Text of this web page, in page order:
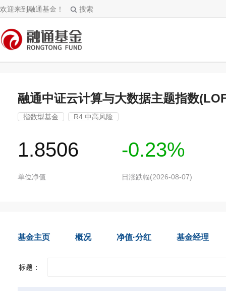
欢迎来到融通基金！ 搜索
融通中证云计算与大数据主题指数
指数型基金 R4 中高风险
1.8506
单位净值
-0.23%
日涨跌幅(2026-08-07)
基金主页 概况 净值·分红 基金经理
标题：